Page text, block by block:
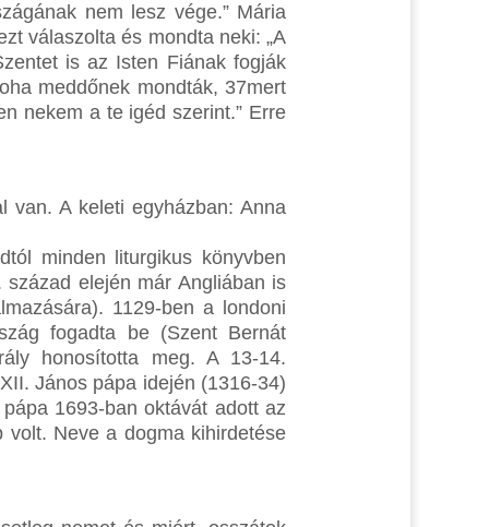
nem lesz vége.” Mária
válaszolta és mondta neki: „A
is az Isten Fiának fogják
meddőnek mondták, 37mert
nekem a te igéd szerint.” Erre
van. A keleti egyházban: Anna
minden liturgikus könyvben
elején már Angliában is
1129-ben a londoni
fogadta be (Szent Bernát
honosította meg. A 13-14.
János pápa idején (1316-34)
1693-ban oktávát adott az
volt. Neve a dogma kihirdetése